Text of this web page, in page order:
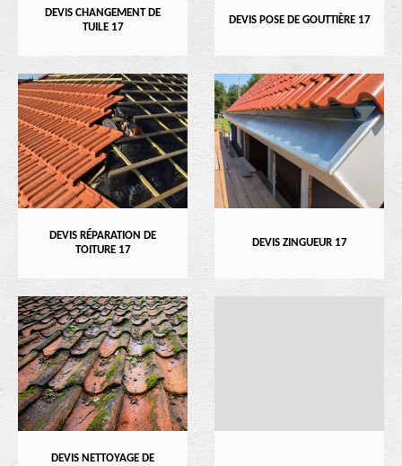
DEVIS CHANGEMENT DE
TUILE 17
DEVIS POSE DE GOUTTIÈRE 17
DEVIS RÉPARATION DE
TOITURE 17
DEVIS ZINGUEUR 17
DEVIS NETTOYAGE DE